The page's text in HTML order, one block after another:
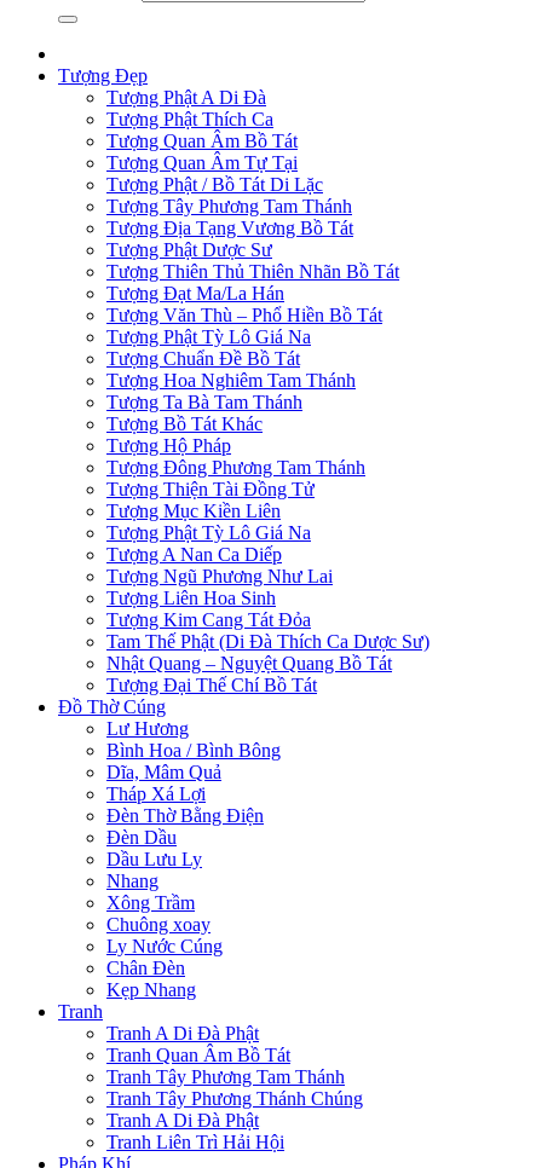
Tượng Đẹp
Tượng Phật A Di Đà
Tượng Phật Thích Ca
Tượng Quan Âm Bồ Tát
Tượng Quan Âm Tự Tại
Tượng Phật / Bồ Tát Di Lặc
Tượng Tây Phương Tam Thánh
Tượng Địa Tạng Vương Bồ Tát
Tượng Phật Dược Sư
Tượng Thiên Thủ Thiên Nhãn Bồ Tát
Tượng Đạt Ma/La Hán
Tượng Văn Thù – Phổ Hiền Bồ Tát
Tượng Phật Tỳ Lô Giá Na
Tượng Chuẩn Đề Bồ Tát
Tượng Hoa Nghiêm Tam Thánh
Tượng Ta Bà Tam Thánh
Tượng Bồ Tát Khác
Tượng Hộ Pháp
Tượng Đông Phương Tam Thánh
Tượng Thiện Tài Đồng Tử
Tượng Mục Kiền Liên
Tượng Phật Tỳ Lô Giá Na
Tượng A Nan Ca Diếp
Tượng Ngũ Phương Như Lai
Tượng Liên Hoa Sinh
Tượng Kim Cang Tát Đỏa
Tam Thế Phật (Di Đà Thích Ca Dược Sư)
Nhật Quang – Nguyệt Quang Bồ Tát
Tượng Đại Thế Chí Bồ Tát
Đồ Thờ Cúng
Lư Hương
Bình Hoa / Bình Bông
Dĩa, Mâm Quả
Tháp Xá Lợi
Đèn Thờ Bằng Điện
Đèn Dầu
Dầu Lưu Ly
Nhang
Xông Trầm
Chuông xoay
Ly Nước Cúng
Chân Đèn
Kẹp Nhang
Tranh
Tranh A Di Đà Phật
Tranh Quan Âm Bồ Tát
Tranh Tây Phương Tam Thánh
Tranh Tây Phương Thánh Chúng
Tranh A Di Đà Phật
Tranh Liên Trì Hải Hội
Pháp Khí